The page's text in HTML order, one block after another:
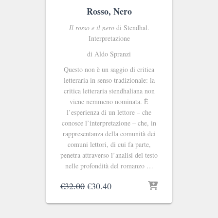
Rosso, Nero
Il rosso e il nerodi Stendhal.
Interpretazione
di Aldo Spranzi
Questo non è un saggio di critica
letteraria in senso tradizionale: la
critica letteraria stendhaliana non
viene nemmeno nominata. È
l’esperienza di un lettore – che
conosce l’interpretazione – che, in
rappresentanza della comunità dei
comuni lettori, di cui fa parte,
penetra attraverso l’analisi del testo
nelle profondità del romanzo …
€32.00 Il
originale
€30.40Il
attuale